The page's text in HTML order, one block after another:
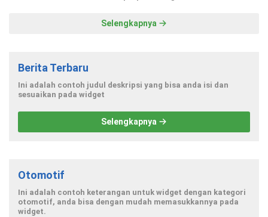
Selengkapnya
Berita Terbaru
Ini adalah contoh judul deskripsi yang bisa anda isi dan
sesuaikan pada widget
Selengkapnya
Otomotif
Ini adalah contoh keterangan untuk widget dengan kategori
otomotif, anda bisa dengan mudah memasukkannya pada
widget.